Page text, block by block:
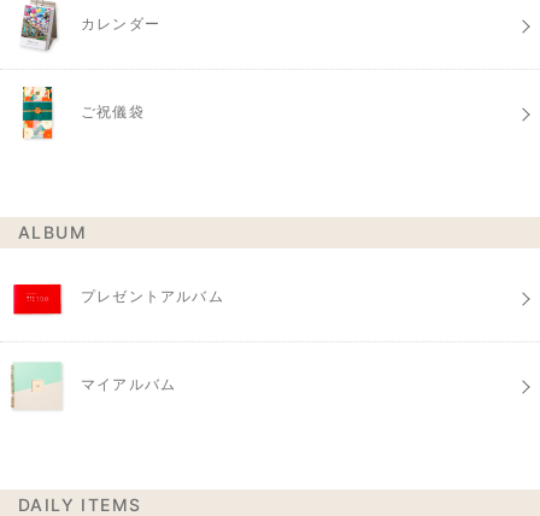
カレンダー
ご祝儀袋
ALBUM
プレゼントアルバム
マイアルバム
DAILY ITEMS